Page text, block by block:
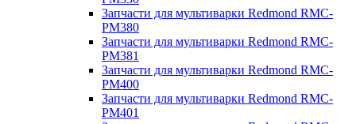
Запчасти для мультиварки Redmond RMC-
PM380
Запчасти для мультиварки Redmond RMC-
PM381
Запчасти для мультиварки Redmond RMC-
PM400
Запчасти для мультиварки Redmond RMC-
PM401